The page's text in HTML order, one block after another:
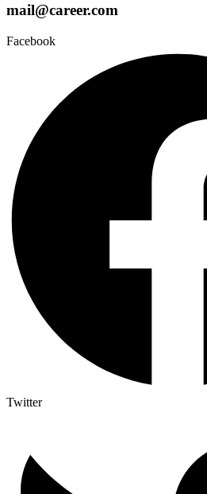
mail@career.com
Facebook
Twitter